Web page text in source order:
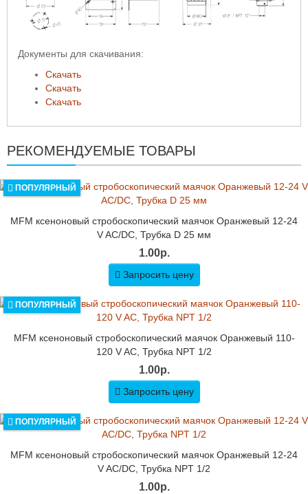
Документы для скачивания:
Скачать
Скачать
Скачать
РЕКОМЕНДУЕМЫЕ ТОВАРЫ
ПОПУЛЯРНЫЙ
MFM ксеноновый стробоскопический маячок Оранжевый 12-24
V AC/DC, Трубка D 25 мм
1.00р.
Запросить цену
ПОПУЛЯРНЫЙ
MFM ксеноновый стробоскопический маячок Оранжевый 110-
120 V AC, Трубка NPT 1/2
1.00р.
Запросить цену
ПОПУЛЯРНЫЙ
MFM ксеноновый стробоскопический маячок Оранжевый 12-24
V AC/DC, Трубка NPT 1/2
1.00р.